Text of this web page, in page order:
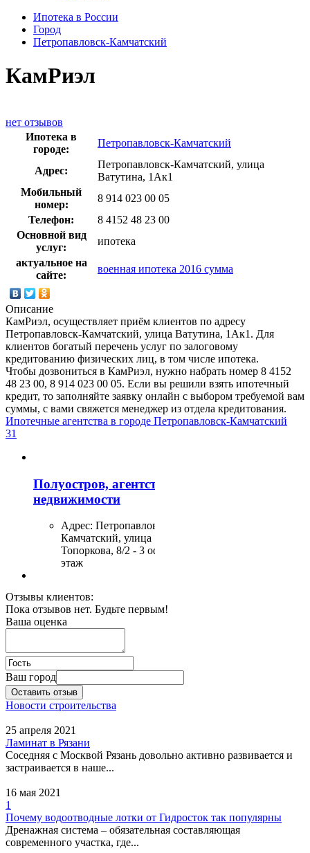
Ипотека в России
Город
Петропавловск-Камчатский
КамРиэл
нет отзывов
Ипотека в
городе:
Петропавловск-Камчатский
Адрес:
Петропавловск-Камчатский, улица
Ватутина, 1Ак1
Мобильный
номер:
8 914 023 00 05
Телефон:
8 4152 48 23 00
Основной вид
услуг:
ипотека
актуальное на
сайте:
военная ипотека 2016 сумма
Описание
КамРиэл, осуществляет приём клиентов по адресу
Петропавловск-Камчатский, улица Ватутина, 1Ак1. Для
клиентов богатый перечень услуг по залоговому
кредитованию физических лиц, в том числе ипотека.
Чтобы дозвониться в КамРиэл, нужно набрать номер 8 4152
48 23 00, 8 914 023 00 05. Если вы решили взять ипотечный
кредит, то заполняйте заявку онлайн с выбором требуемой вам
суммы, с вами свяжется менеджер из отдела кредитования.
Ипотечные агентства в городе Петропавловск-Камчатский
31
Полуостров, агентство
недвижимости
Адрес: Петропавловск-
Камчатский, улица
Топоркова, 8/2 - 3 офис, 1
этаж
Рублёвка
Адрес:Петропавловск-
Ленинская, 38
Город ДВ, агентство
недвижимости
Адрес:
Камчатский, улица 50
лет Октября проспект, 29
- 35 офис
Риэлт сервис, агентство
недвижимости
Отзывы клиентов:
Пока отзывов нет. Будьте первым!
Ваша оценка
Ваш город
Оставить отзыв
Новости строительства
25 апреля 2021
Ламинат в Рязани
Соседняя с Москвой Рязань довольно активно развивается и
застраивается в наше...
16 мая 2021
1
Почему водоотводные лотки от Гидросток так популярны
Дренажная система – обязательная составляющая
современного участка, где...